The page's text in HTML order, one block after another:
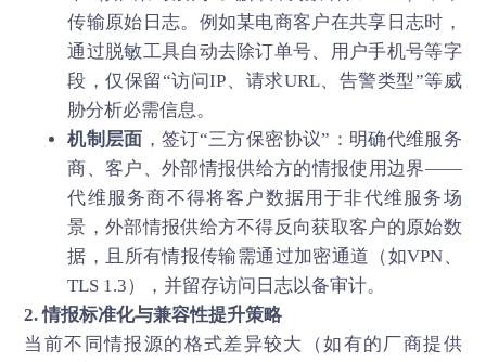
传输原始日志。例如某电商客户在共享日志时，
通过脱敏工具自动去除订单号、用户手机号等字
段，仅保留“访问IP、请求URL、告警类型”等威
胁分析必需信息。
机制层面 ，签订“三方保密协议”：明确代维服务
商、客户、外部情报供给方的情报使用边界——
代维服务商不得将客户数据用于非代维服务场
景，外部情报供给方不得反向获取客户的原始数
据，且所有情报传输需通过加密通道（如VPN、
TLS 1.3），并留存访问日志以备审计。
2. 情报标准化与兼容性提升策略
当前不同情报源的格式差异较大（如有的厂商提供